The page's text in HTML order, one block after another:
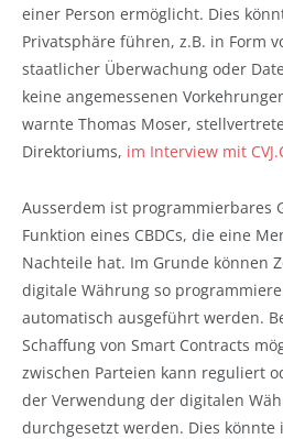
einer Person ermöglicht. Dies
Privatsphäre führen, z.B. in Form
staatlicher Überwachung oder
keine angemessenen
warnte Thomas Moser,
Direktoriums, im Interview mit
Ausserdem ist programmierbares
Funktion eines CBDCs, die eine
Nachteile hat. Im Grunde können
digitale Währung so
automatisch ausgeführt werden.
Schaffung von Smart Contracts
zwischen Parteien kann reguliert
der Verwendung der digitalen
durchgesetzt werden. Dies